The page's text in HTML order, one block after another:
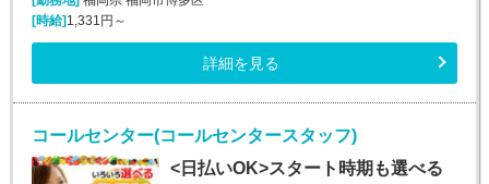
[時給]1,331円～
詳細を見る
コールセンター(コールセンタースタッフ)
<日払いOK>スタート時期も選べる